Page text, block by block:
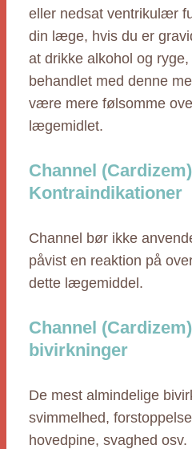
eller nedsat ventrikulær
din læge, hvis du er
at drikke alkohol og
behandlet med denne
være mere følsomme
lægemidlet.
Channel (Cardizem)
Kontraindikationer
Channel bør ikke
påvist en reaktion på
dette lægemiddel.
Channel
bivirkninger
De mest almindelige
svimmelhed,
hovedpine, svaghed